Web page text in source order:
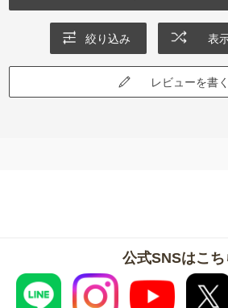
絞り込み 表
レビューを書く
公式SNSはこち